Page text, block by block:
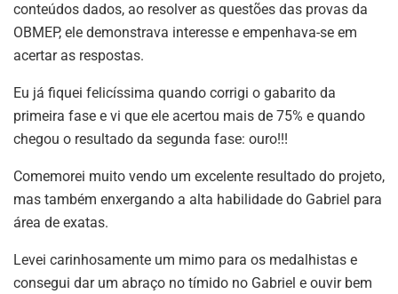
conteúdos dados, ao resolver as questões das provas da
OBMEP, ele demonstrava interesse e empenhava-se em
acertar as respostas.
Eu já fiquei felicíssima quando corrigi o gabarito da
primeira fase e vi que ele acertou mais de 75% e quando
chegou o resultado da segunda fase: ouro!!!
Comemorei muito vendo um excelente resultado do projeto,
mas também enxergando a alta habilidade do Gabriel para
área de exatas.
Levei carinhosamente um mimo para os medalhistas e
consegui dar um abraço no tímido no Gabriel e ouvir bem